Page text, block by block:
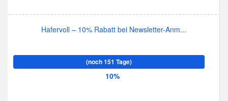
Hafervoll – 10% Rabatt bei Newsletter-Anm...
(noch 151 Tage)
10%